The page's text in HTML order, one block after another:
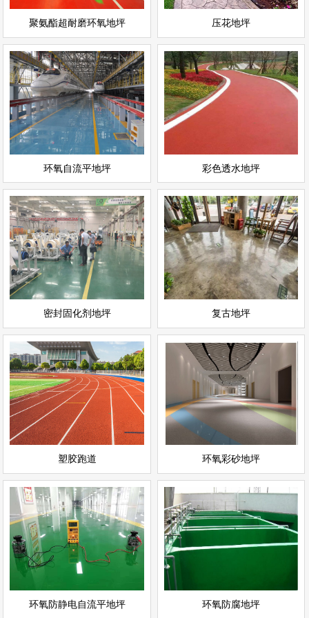
聚氨酯超耐磨环氧地坪 压花地坪
环氧自流平地坪
环氧自流平地坪
环氧地坪
立即询问
彩色透水地坪
彩色透水地坪
运动场地坪
查看详情
立即询问
密封固化剂地坪
密封固化剂地坪
耐磨地坪
立即询问
复古地坪
复古地坪
环氧地坪
查看详情
立即询问
塑胶跑道
塑胶跑道
运动场地坪
立即询问
环氧彩砂地坪
环氧彩砂地坪
环氧地坪
查看详情
立即询问
环氧防静电自流平地坪
环氧防静电自流平地坪
环氧地坪
立即询问
环氧防腐地坪
环氧防腐地坪
环氧地坪
查看详情
立即询问